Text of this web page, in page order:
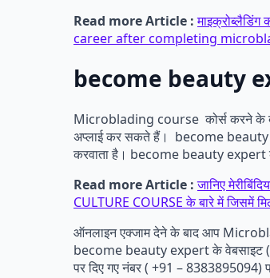
Read more Article :
career after completing
become beauty
Microblading course कोर्स करने के
अप्लाई कर सकते हैं। become beauty
करवाता है। become beauty expert के
Read more Article : जानिए
CULTURE COURSE के बारे में जिसमें
ऑनलाइन एक्जाम देने के बाद आप
become beauty expert के वेबसाइट (
पर दिए गए नंबर ( +91 –